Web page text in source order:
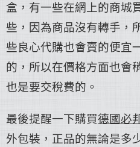
盒，有一些在網上的商城
些，因為商品沒有轉手，
些良心代購也會賣的便宜
的，所以在價格方面也會
也是要交稅費的。
最後提醒一下購買德國必
外包裝，正品的無論是多